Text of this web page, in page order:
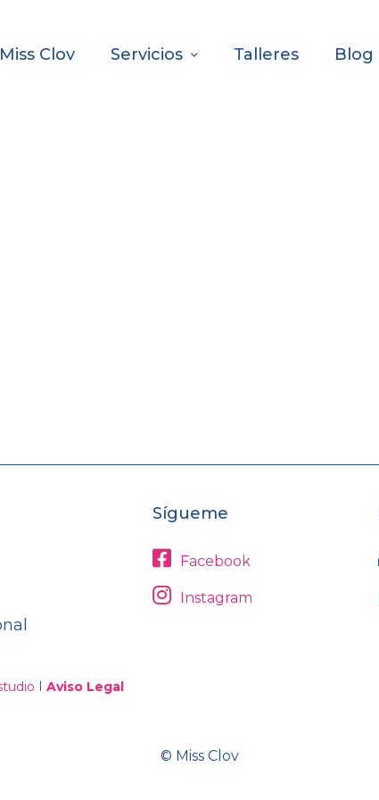
Clov Servicios Talleres Blog
I Aviso Legal
Sígueme
Facebook
Instagram
© Miss Clov